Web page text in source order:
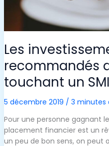
Les
recommandés
touchant un
5 décembre 2019 / 3 minutes
Pour une personne gagnant
placement financier est un
un peu de bon sens, on peut